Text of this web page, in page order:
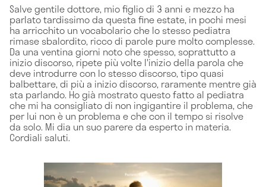
Salve gentile dottore, mio figlio di 3 anni e mezzo ha
parlato tardissimo da questa fine estate, in pochi mesi
ha arricchito un vocabolario che lo stesso pediatra
rimase sbalordito, ricco di parole pure molto complesse.
Da una ventina giorni noto che spesso, soprattutto a
inizio discorso, ripete più volte l'inizio della parola che
deve introdurre con lo stesso discorso, tipo quasi
balbettare, di più a inizio discorso, raramente mentre già
sta parlando. Ho già mostrato questo fatto al pediatra
che mi ha consigliato di non ingigantire il problema, che
per lui non è un problema e che con il tempo si risolve
da solo. Mi dia un suo parere da esperto in materia.
Cordiali saluti.